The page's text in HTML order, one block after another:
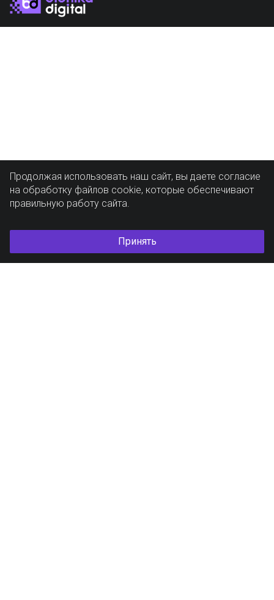
Продолжая использовать наш сайт, вы даете согласие
на обработку файлов cookie, которые обеспечивают
правильную работу сайта.
Принять